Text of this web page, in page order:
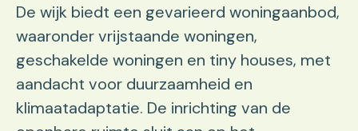
De wijk biedt een gevarieerd woningaanbod,
waaronder vrijstaande woningen,
geschakelde woningen en tiny houses, met
aandacht voor duurzaamheid en
klimaatadaptatie. De inrichting van de